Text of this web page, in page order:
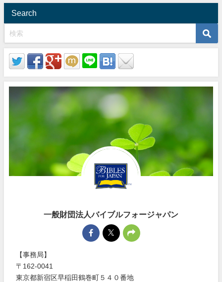
Search
一般財団法人バイブルフォージャパン
【事務局】
〒162-0041
東京都新宿区早稲田鶴巻町５４０番地